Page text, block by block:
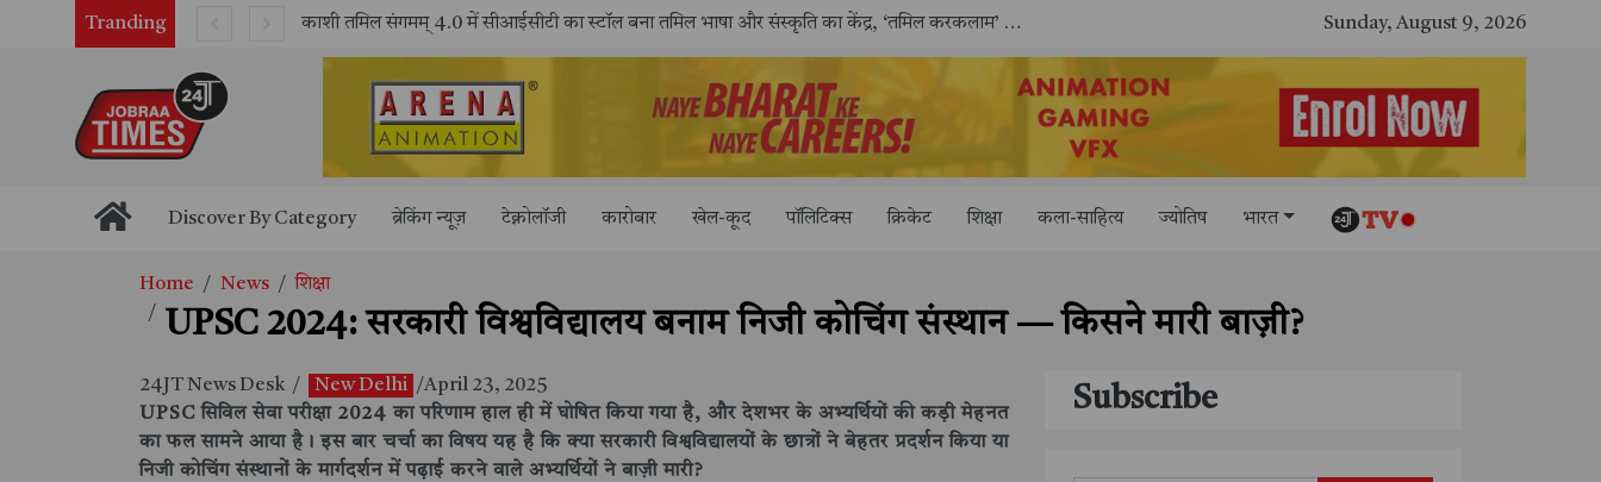
Tranding काशी तमिल संगमम् 4.0 में सीआईसीटी का स्टॉल बना तमिल भाषा और संस्कृति का केंद्र, ‘तमिल करकलाम’ से सीखना हुआ सरल Sunday, August 9, 2026
Discover By Category ब्रेकिंग न्यूज़ टेक्नोलॉजी कारोबार खेल-कूद पॉलिटिक्स क्रिकेट शिक्षा कला-साहित्य ज्योतिष भारत
Home News शिक्षा
UPSC 2024: सरकारी विश्वविद्यालय बनाम निजी कोचिंग संस्थान — किसने मारी बाज़ी?
24JT News Desk / New Delhi /April 23, 2025
UPSC सिविल सेवा परीक्षा 2024 का परिणाम हाल ही में घोषित किया गया है, और देशभर के अभ्यर्थियों की कड़ी मेहनत
का फल सामने आया है। इस बार चर्चा का विषय यह है कि क्या सरकारी विश्वविद्यालयों के छात्रों ने बेहतर प्रदर्शन किया या
निजी कोचिंग संस्थानों के मार्गदर्शन में पढ़ाई करने वाले अभ्यर्थियों ने बाज़ी मारी?
Subscribe